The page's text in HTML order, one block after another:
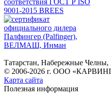
Татарстан, Набережные
© 2006-2026 г. ООО
Карта сайта
Полезная информация